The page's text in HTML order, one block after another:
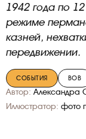
1942 года по
режиме
казней,
передвижении.
СОБЫТИЯ ВОВ
Автор: Александра
Иллюстратор: фото